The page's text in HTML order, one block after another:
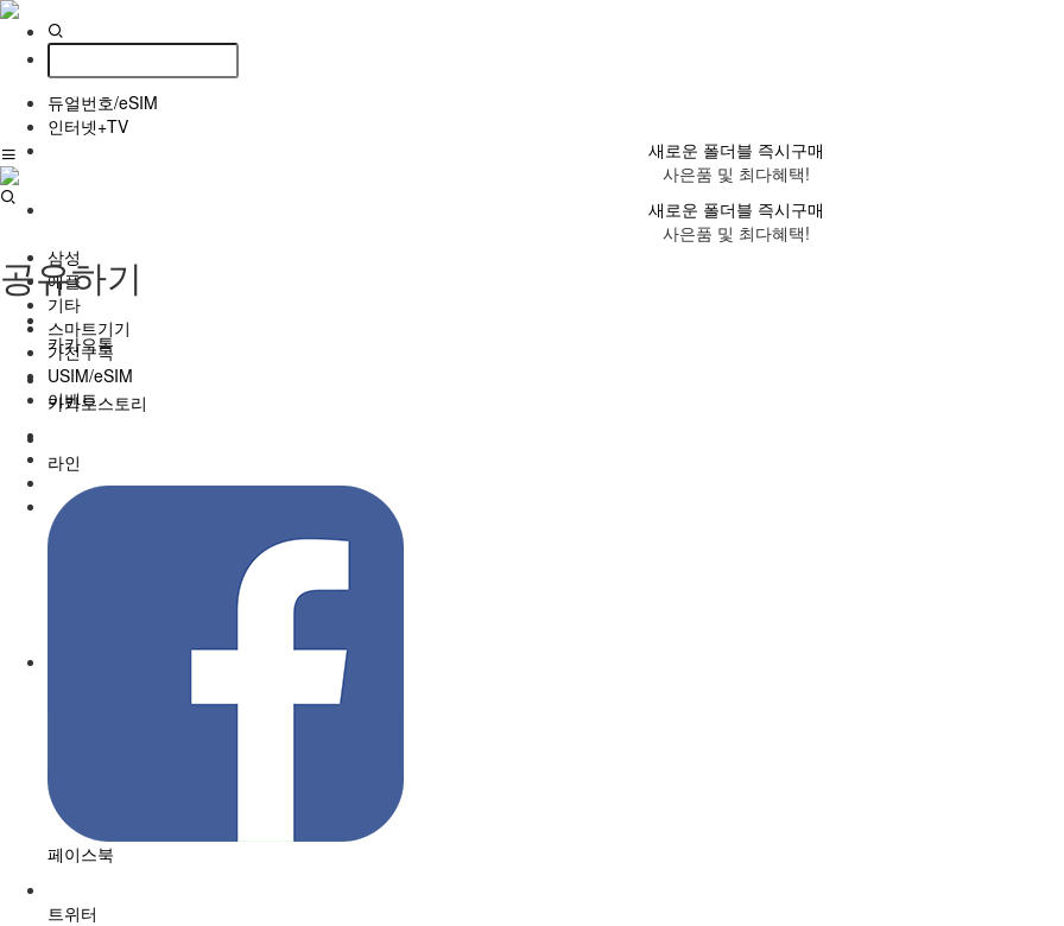
듀얼번호/eSIM
인터넷+TV
새로운 폴더블 즉시구매
사은품 및 최다혜택!
새로운 폴더블 즉시구매
사은품 및 최다혜택!
삼성
애플
기타
스마트기기
가전구독
USIM/eSIM
이벤트
공유하기
카카오톡
카카오스토리
라인
페이스북
트위터